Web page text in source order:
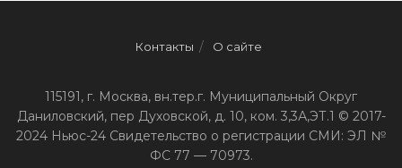
Контакты О сайте
115191, г. Москва, вн.тер.г. Муниципальный Округ
Даниловский, пер Духовской, д. 10, ком. 3,3А,ЭТ.1 © 2017-
2024 Ньюс-24 Свидетельство о регистрации СМИ: ЭЛ №
ФС 77 — 70973.